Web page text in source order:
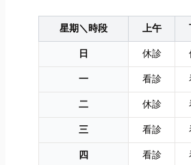
星期＼時段 上午
日
休診
一
看診
二
休診
三
看診
四
看診